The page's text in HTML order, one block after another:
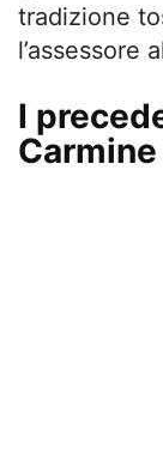
tradizione
l’assessore
I